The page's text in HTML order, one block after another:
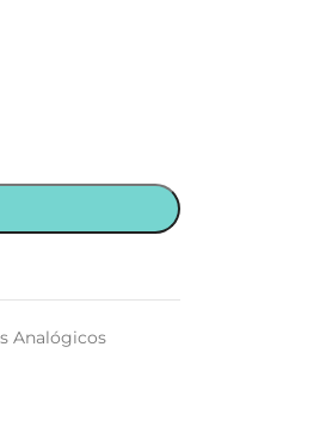
Analógicos